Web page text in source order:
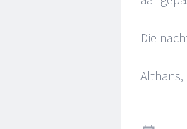
Die
Althans,